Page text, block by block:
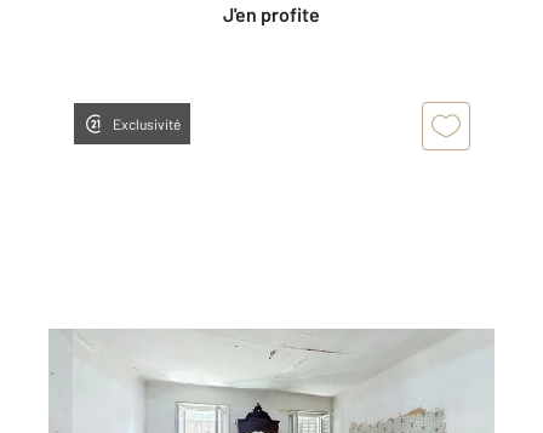
J'en profite
Exclusivité
MARSEILLE 13007
, 2 pièces